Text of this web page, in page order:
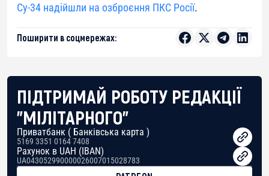
Су-34 надійшли на озброєння ПКС Росії.
Поширити в соцмережах:
ПІДТРИМАЙ РОБОТУ РЕДАКЦІЇ
"МІЛІТАРНОГО"
Приватбанк ( Банківська карта )
5169 3351 0164 7408
Рахунок в UAH (IBAN)
UA043052990000026007015028783